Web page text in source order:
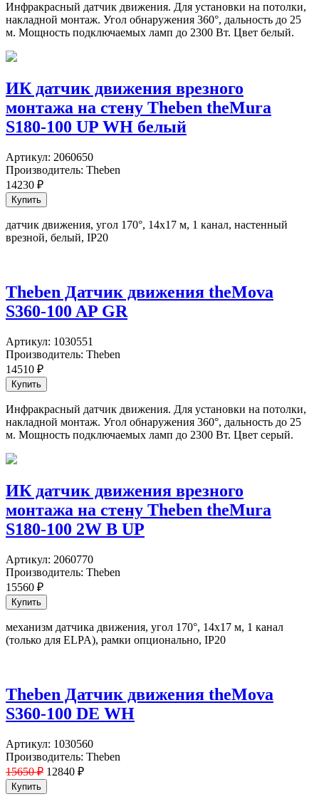
Инфракрасный датчик движения. Для установки на потолки,
накладной монтаж. Угол обнаружения 360°, дальность до 25
м. Мощность подключаемых ламп до 2300 Вт. Цвет белый.
ИК датчик движения врезного
монтажа на стену Theben theMura
S180-100 UP WH белый
Артикул: 2060650
Производитель: Theben
14230 ₽
датчик движения, угол 170°, 14х17 м, 1 канал, настенный
врезной, белый, IP20
Theben Датчик движения theMova
S360-100 AP GR
Артикул: 1030551
Производитель: Theben
14510 ₽
Инфракрасный датчик движения. Для установки на потолки,
накладной монтаж. Угол обнаружения 360°, дальность до 25
м. Мощность подключаемых ламп до 2300 Вт. Цвет серый.
ИК датчик движения врезного
монтажа на стену Theben theMura
S180-100 2W B UP
Артикул: 2060770
Производитель: Theben
15560 ₽
механизм датчика движения, угол 170°, 14х17 м, 1 канал
(только для ELPA), рамки опционально, IP20
Theben Датчик движения theMova
S360-100 DE WH
Артикул: 1030560
Производитель: Theben
15650 ₽ 12840 ₽